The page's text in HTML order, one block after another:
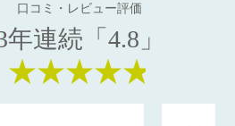
口コミ・レビュー評価
年連続「4.8」
★★★★★